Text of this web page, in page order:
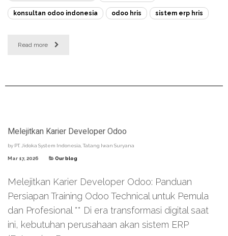
konsultan odoo indonesia odoo hris sistem erp hris
Read more
Melejitkan Karier Developer Odoo
by PT. Jidoka System Indonesia, Tatang Iwan Suryana
Mar 17, 2026 Our blog
Melejitkan Karier Developer Odoo: Panduan
Persiapan Training Odoo Technical untuk Pemula
dan Profesional ** Di era transformasi digital saat
ini, kebutuhan perusahaan akan sistem ERP